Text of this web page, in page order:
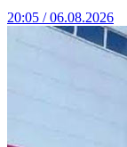
20:05 / 06.08.2026